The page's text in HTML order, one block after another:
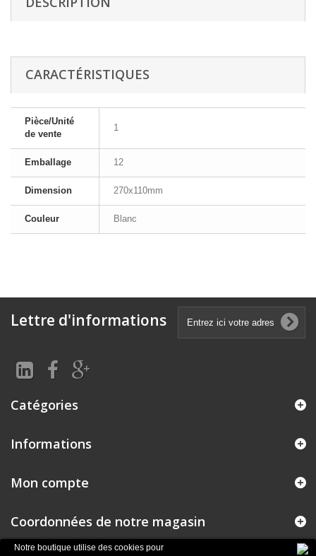
Notre boutique utilise des cookies pour
CARACTÉRISTIQUES
Pièce/Unité
de vente
1
Emballage 12
Dimension 270x110mm
Couleur Blanc
Lettre d'informations
Catégories
Informations
Mon compte
Coordonnées de notre magasin